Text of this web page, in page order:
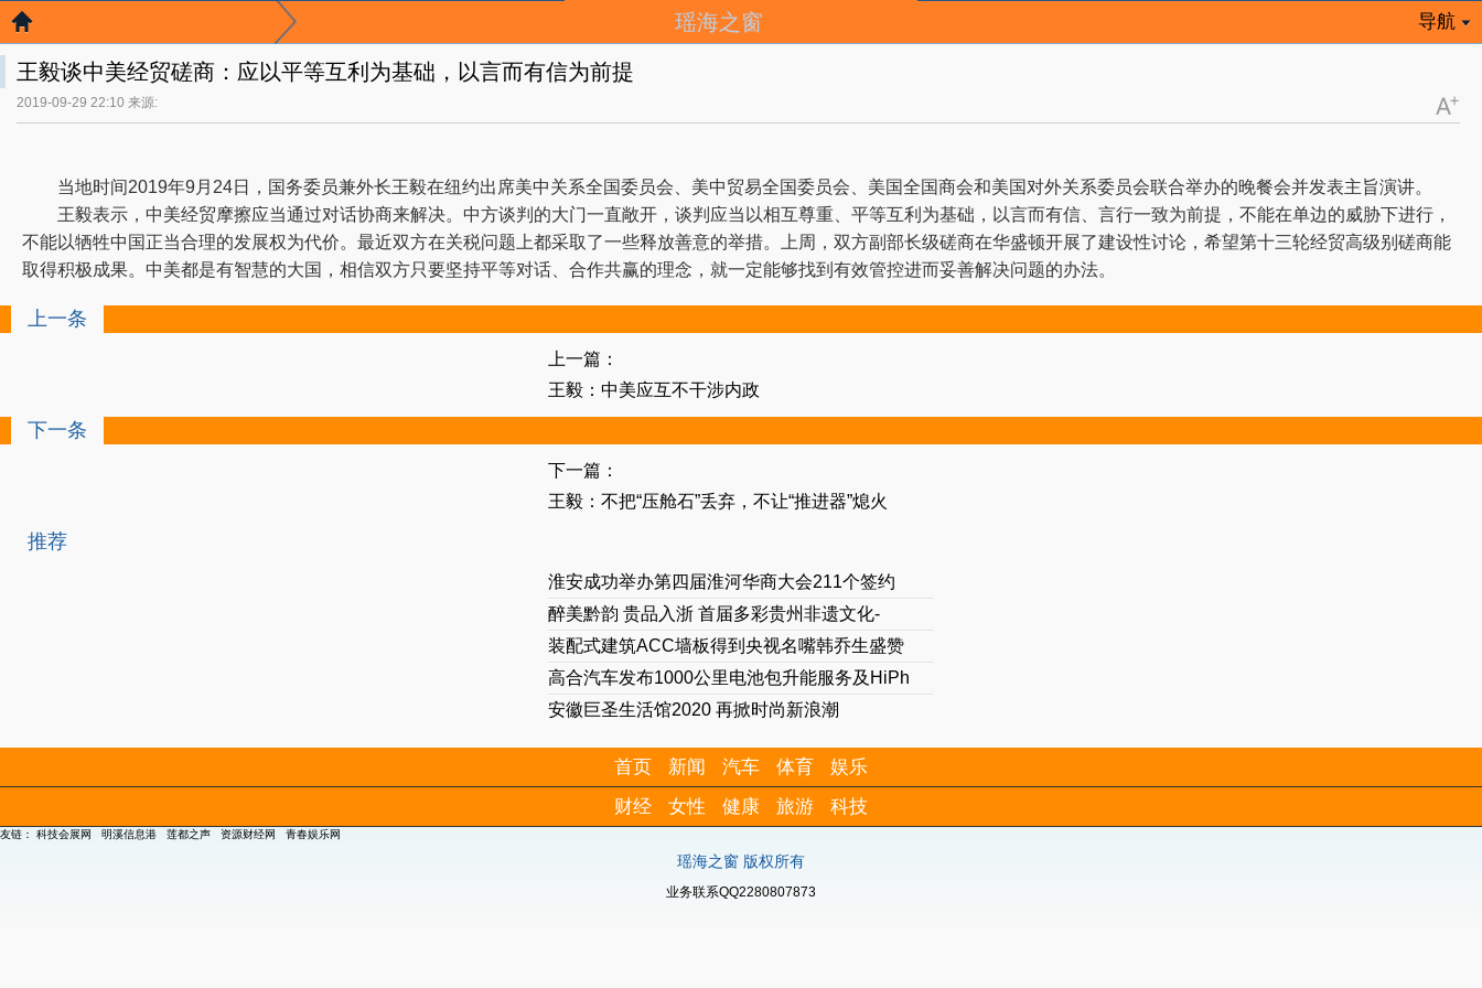
瑶海之窗 导航
王毅谈中美经贸磋商：应以平等互利为基础，以言而有信为前提
2019-09-29 22:10 来源:
当地时间2019年9月24日，国务委员兼外长王毅在纽约出席美中关系全国委员会、美中贸易全国委员会、美国全国商会和美国对外关系委员会联合举办的晚餐会并发表主旨演讲。
王毅表示，中美经贸摩擦应当通过对话协商来解决。中方谈判的大门一直敞开，谈判应当以相互尊重、平等互利为基础，以言而有信、言行一致为前提，不能在单边的威胁下进行，
不能以牺牲中国正当合理的发展权为代价。最近双方在关税问题上都采取了一些释放善意的举措。上周，双方副部长级磋商在华盛顿开展了建设性讨论，希望第十三轮经贸高级别磋商能
取得积极成果。中美都是有智慧的大国，相信双方只要坚持平等对话、合作共赢的理念，就一定能够找到有效管控进而妥善解决问题的办法。
上一条
上一篇：
王毅：中美应互不干涉内政
下一条
下一篇：
王毅：不把“压舱石”丢弃，不让“推进器”熄火
推荐
淮安成功举办第四届淮河华商大会211个签约
醉美黔韵 贵品入浙 首届多彩贵州非遗文化-
装配式建筑ACC墙板得到央视名嘴韩乔生盛赞
高合汽车发布1000公里电池包升能服务及HiPh
安徽巨圣生活馆2020 再掀时尚新浪潮
首页 新闻 汽车 体育
娱乐
财经
女性 健康 旅游 科技
友链： 科技会展网 明溪信息港 莲都之声 资源财经网 青春娱乐网
瑶海之窗 版权所有
业务联系QQ2280807873